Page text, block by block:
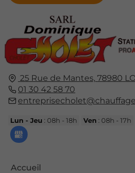
25 Rue de Mantes, 78980
01 30 42 58 70
Lun - Jeu : 08h - 18h Ven : 08h - 17h
Accueil